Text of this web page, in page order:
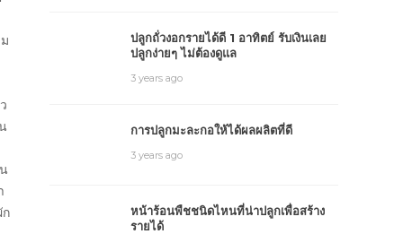
ปลูกถั่วงอกรายได้ดี 1 อาทิตย์ รับเงินเลย
ปลูกง่ายๆ ไม่ต้องดูแล
3 years ago
การปลูกมะละกอให้ได้ผลผลิตที่ดี
3 years ago
หน้าร้อนพืชชนิดไหนที่น่าปลูกเพื่อสร้าง
รายได้